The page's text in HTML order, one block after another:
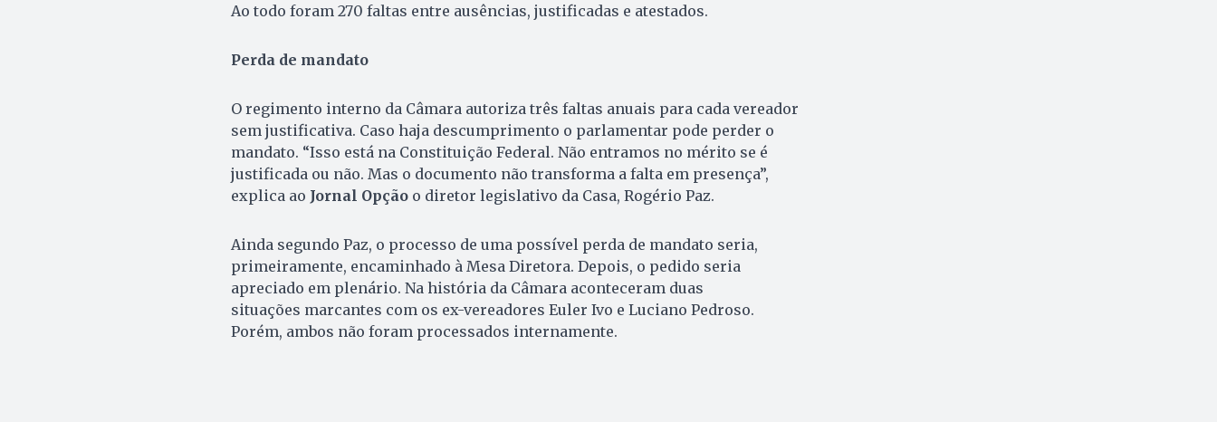
Ao todo foram 270 faltas entre ausências, justificadas e atestados.
Perda de mandato
O regimento interno da Câmara autoriza três faltas anuais para cada vereador
sem justificativa. Caso haja descumprimento o parlamentar pode perder o
mandato. “Isso está na Constituição Federal. Não entramos no mérito se é
justificada ou não. Mas o documento não transforma a falta em presença”,
explica ao Jornal Opçãoo diretor legislativo da Casa, Rogério Paz.
Ainda segundo Paz, o processo de uma possível perda de mandato seria,
primeiramente, encaminhado à Mesa Diretora. Depois, o pedido seria
apreciado em plenário. Na história da Câmara aconteceram duas
situações marcantes com os ex-vereadores Euler Ivo e Luciano Pedroso.
Porém, ambos não foram processados internamente.